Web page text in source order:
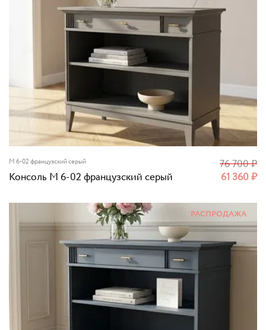
M 6-02 французский серый
Консоль M 6-02 французский серый 61 360₽
76 700₽
РАСПРОДАЖА